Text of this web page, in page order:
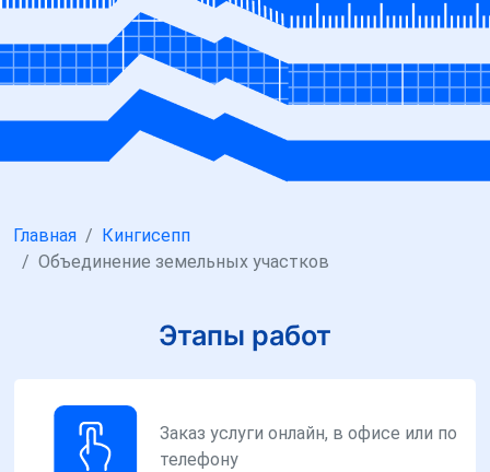
Главная
Кингисепп
Объединение земельных участков
Этапы работ
Заказ услуги онлайн, в офисе или по
телефону